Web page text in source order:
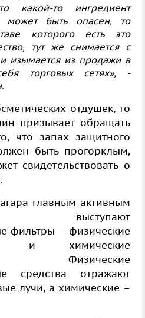
какой-то ингредиент
может быть опасен, то
которого есть это
тут же снимается с
и изымается из продажи в
торговых сетях», -
отдушек, то
призывает обращать
что запах защитного
быть прогорклым,
свидетельствовать о
главным активным
выступают
фильтры – физические
и химические
Физические
средства отражают
лучи, а химические –